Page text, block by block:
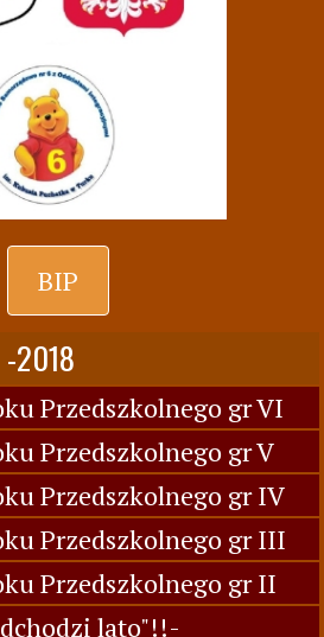
BIP
2018
Przedszkolnego gr VI
Przedszkolnego gr V
Przedszkolnego gr IV
Przedszkolnego gr III
Przedszkolnego gr II
lato"!!-